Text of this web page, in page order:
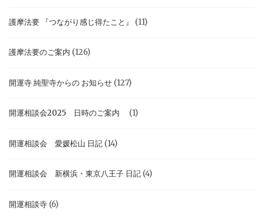
護摩法要 『つながり感じ得たこと』 (11)
護摩法要のご案内 (126)
開運寺 純聖寺からの お知らせ (127)
開運相談会2025 日時のご案内 (1)
開運相談会 愛媛松山 日記 (14)
開運相談会 新横浜・東京八王子 日記 (4)
開運相談寺 (6)